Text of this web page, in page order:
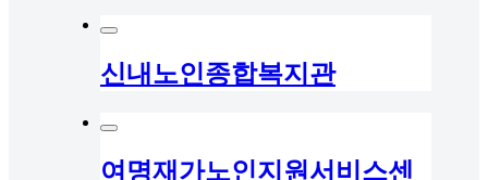
신내노인종합복지관
여명재가노인지원서비스센